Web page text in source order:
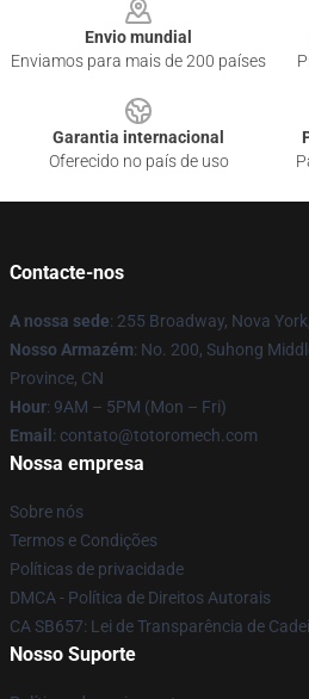
Envio mundial
Enviamos para mais de 200 países
Garantia internacional
Oferecido no país de uso
Contacte-nos
A nossa sede: 255 Broadway, Nova
Nosso Armazém: No. 200, Suhong
Province, CN
Hour: 9AM – 5PM (Mon – Fri)
Email : contato@totoromech.com
Nossa empresa
Sobre nós
Termos e Condições
Políticas de privacidade
DMCA - Política de Direitos Autorais
CA SB657: Lei de Transparência de
Nosso Suporte